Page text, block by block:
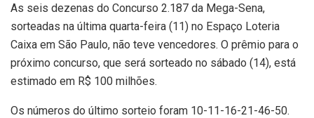
As seis dezenas do Concurso 2.187 da Mega-Sena,
sorteadas na última quarta-feira (11) no Espaço Loteria
Caixa em São Paulo, não teve vencedores. O prêmio para o
próximo concurso, que será sorteado no sábado (14), está
estimado em R$ 100 milhões.
Os números do último sorteio foram 10-11-16-21-46-50.